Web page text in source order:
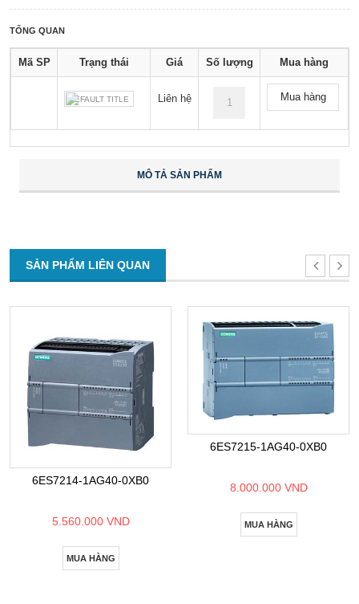
TỔNG QUAN
Mã SP Trạng thái Giá Số lượng Mua hàng
DEFAULT TITLE Liên hệ Mua hàng
MÔ TẢ SẢN PHẨM
SẢN PHẨM LIÊN QUAN
6ES7214-1AG40-0XB0
5.560.000 VND
MUA HÀNG
6ES7215-1AG40-0XB0
8.000.000 VND
MUA HÀNG